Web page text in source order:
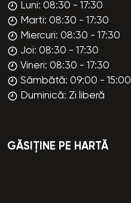
Luni: 08:30 - 17:30
Marti: 08:30 - 17:30
Miercuri: 08:30 - 17:30
Joi: 08:30 - 17:30
Vineri: 08:30 - 17:30
Sâmbătă: 09:00 - 15:00
Duminică: Zi liberă
GĂSIȚINE PE HARTĂ